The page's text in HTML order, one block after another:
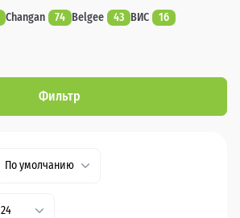
Changan 74 Belgee 43 ВИС
16
Фильтр
По умолчанию
24